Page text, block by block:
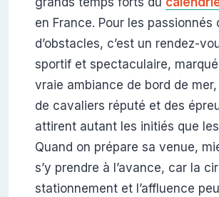
en France. Pour les passionnés
d’obstacles, c’est un rendez-
sportif et spectaculaire,
vraie ambiance de bord de
de cavaliers réputé et des
attirent autant les initiés que
Quand on prépare sa venue,
s’y prendre à l’avance, car la
stationnement et l’affluence